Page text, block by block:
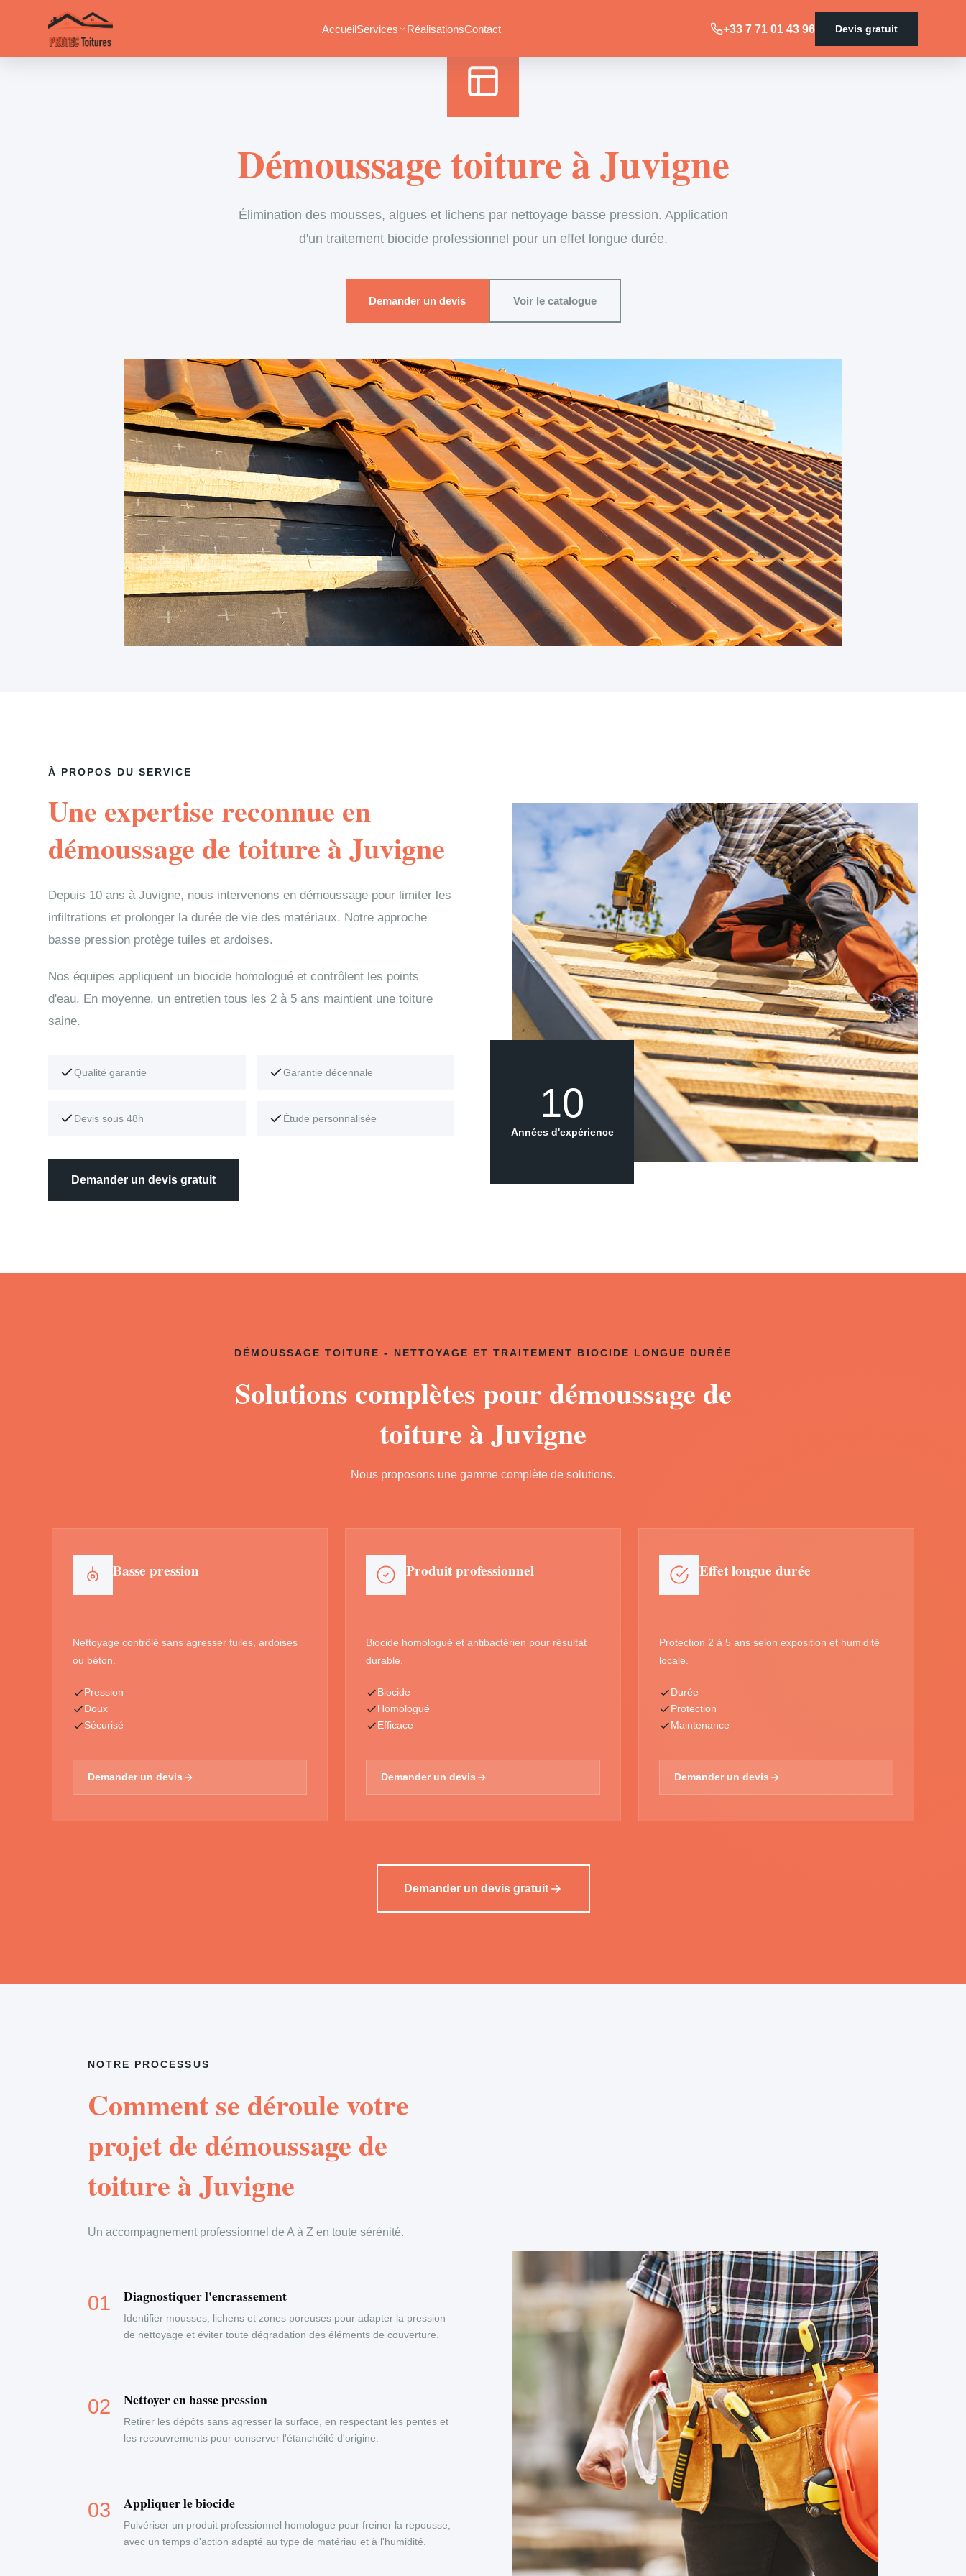
AccueilServices RéalisationsContact +33 7 71 01 43 96 Devis gratuit
Démoussage toiture à Juvigne
Élimination des mousses, algues et lichens par nettoyage basse pression. Application
d'un traitement biocide professionnel pour un effet longue durée.
Demander un devis Voir le catalogue
À PROPOS DU SERVICE
Une expertise reconnue en
démoussage de toiture à Juvigne
Depuis 10 ans à Juvigne, nous intervenons en démoussage pour limiter les
infiltrations et prolonger la durée de vie des matériaux. Notre approche
basse pression protège tuiles et ardoises.
Nos équipes appliquent un biocide homologué et contrôlent les points
d'eau. En moyenne, un entretien tous les 2 à 5 ans maintient une toiture
saine.
Qualité garantie Garantie décennale
Devis sous 48h Étude personnalisée
Demander un devis gratuit
10
Années d'expérience
DÉMOUSSAGE TOITURE - NETTOYAGE ET TRAITEMENT BIOCIDE LONGUE DURÉE
Solutions complètes pour démoussage de
toiture à Juvigne
Nous proposons une gamme complète de solutions.
Basse pression
Nettoyage contrôlé sans agresser tuiles, ardoises
ou béton.
Pression
Doux
Sécurisé
Demander un devis
Produit professionnel
Biocide homologué et antibactérien pour résultat
durable.
Biocide
Homologué
Efficace
Demander un devis
Effet longue durée
Protection 2 à 5 ans selon exposition et humidité
locale.
Durée
Protection
Maintenance
Demander un devis
Demander un devis gratuit
NOTRE PROCESSUS
Comment se déroule votre
projet de démoussage de
toiture à Juvigne
Un accompagnement professionnel de A à Z en toute sérénité.
Diagnostiquer l'encrassement
Identifier mousses, lichens et zones poreuses pour adapter la pression
de nettoyage et éviter toute dégradation des éléments de couverture.
Nettoyer en basse pression
Retirer les dépôts sans agresser la surface, en respectant les pentes et
les recouvrements pour conserver l'étanchéité d'origine.
Appliquer le biocide
Pulvériser un produit professionnel homologue pour freiner la repousse,
avec un temps d'action adapté au type de matériau et à l'humidité.